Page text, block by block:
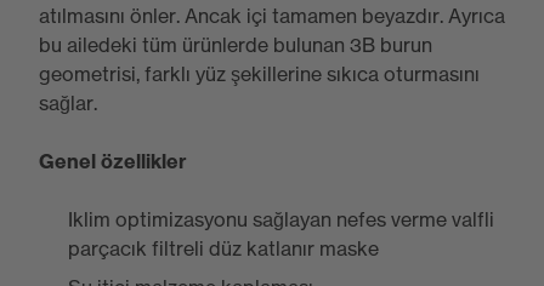
atılmasını önler. Ancak içi tamamen beyazdır. Ayrıca
bu ailedeki tüm ürünlerde bulunan 3B burun
geometrisi, farklı yüz şekillerine sıkıca oturmasını
sağlar.
Genel özellikler
Iklim optimizasyonu sağlayan nefes verme valfli
parçacık filtreli düz katlanır maske